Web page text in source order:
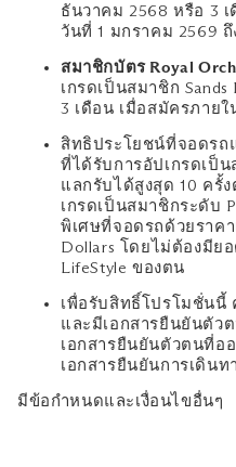
ธันวาคม 2568 หรือ 3
วันที่ 1 มกราคม 2569 ถึ
สมาชิกบัตร Royal
เกรดเป็นสมาชิก
3 เดือน เมื่อสมัครภาย
สิทธิประโยชน์ที่จอดรถ
ที่ได้รับการอัปเกรดเป็
แลกรับได้สูงสุด 10 ครั้
เกรดเป็นสมาชิกระดับ
พิเศษที่จอดรถด้วยราค
Dollars โดยไม่ต้องมีย
LifeStyle ของตน
เพื่อรับสิทธิ์โปรโมชั่นนี้
และมีเอกสารยืนยันตัว
เอกสารยืนยันตัวตนที่อ
เอกสารยืนยันการเดินท
มีข้อกำหนดและเงื่อนไขอื่นๆ